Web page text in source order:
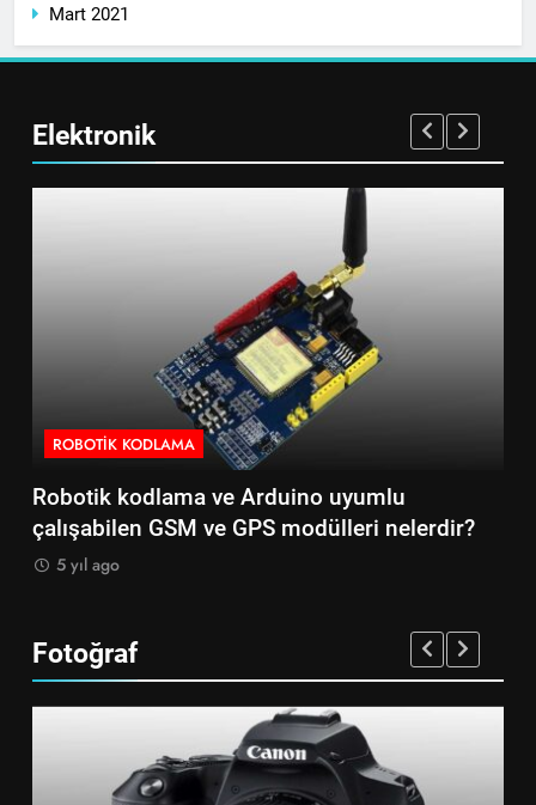
Mart 2021
Elektronik
ROBOTIK KODLAMA
Robotik kodlama ve Arduino uyumlu
çalışabilen GSM ve GPS modülleri nelerdir?
5 yıl ago
Fotoğraf